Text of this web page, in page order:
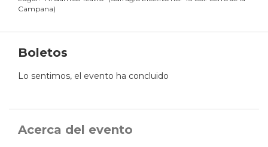
Campana)
Boletos
Lo sentimos, el evento ha concluido
Acerca del evento